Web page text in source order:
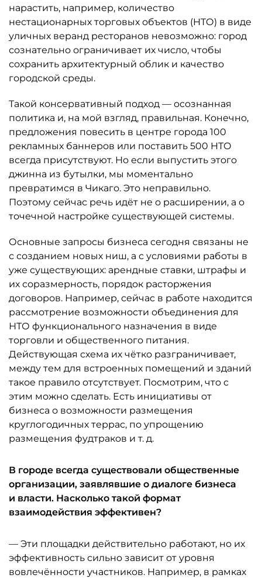
нарастить, например, количество
нестационарных торговых объектов (НТО) в виде
уличных веранд ресторанов невозможно: город
сознательно ограничивает их число, чтобы
сохранить архитектурный облик и качество
городской среды.
Такой консервативный подход — осознанная
политика и, на мой взгляд, правильная. Конечно,
предложения повесить в центре города 100
рекламных баннеров или поставить 500 НТО
всегда присутствуют. Но если выпустить этого
джинна из бутылки, мы моментально
превратимся в Чикаго. Это неправильно.
Поэтому сейчас речь идёт не о расширении, а о
точечной настройке существующей системы.
Основные запросы бизнеса сегодня связаны не
с созданием новых ниш, а с условиями работы в
уже существующих: арендные ставки, штрафы и
их соразмерность, порядок расторжения
договоров. Например, сейчас в работе находится
рассмотрение возможности объединения для
НТО функционального назначения в виде
торговли и общественного питания.
Действующая схема их чётко разграничивает,
между тем для встроенных помещений и зданий
такое правило отсутствует. Посмотрим, что с
этим можно сделать. Есть инициативы от
бизнеса о возможности размещения
круглогодичных террас, по упрощению
размещения фудтраков и т. д.
В городе всегда существовали общественные
организации, заявлявшие о диалоге бизнеса
и власти. Насколько такой формат
взаимодействия эффективен?
— Эти площадки действительно работают, но их
эффективность сильно зависит от уровня
вовлечённости участников. Например, в рамках